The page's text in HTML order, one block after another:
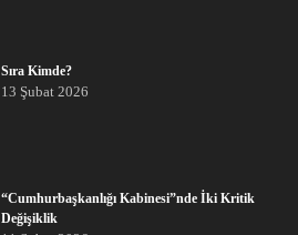
Sıra Kimde?
13 Şubat 2026
“Cumhurbaşkanlığı Kabinesi”nde İki Kritik
Değişiklik